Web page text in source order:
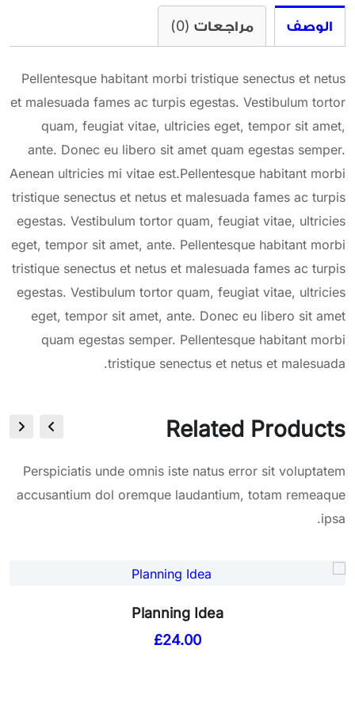
Idea
الوصف مراجعات (0)
Pellentesque habitant morbi tristique senectus et netus
et malesuada fames ac turpis egestas. Vestibulum tortor
quam, feugiat vitae, ultricies eget, tempor sit amet,
ante. Donec eu libero sit amet quam egestas semper.
Aenean ultricies mi vitae est.Pellentesque habitant morbi
tristique senectus et netus et malesuada fames ac turpis
egestas. Vestibulum tortor quam, feugiat vitae, ultricies
eget, tempor sit amet, ante. Pellentesque habitant morbi
tristique senectus et netus et malesuada fames ac turpis
egestas. Vestibulum tortor quam, feugiat vitae, ultricies
eget, tempor sit amet, ante. Donec eu libero sit amet
quam egestas semper. Pellentesque habitant morbi
tristique senectus et netus et malesuada.
Related Products
Perspiciatis unde omnis iste natus error sit voluptatem
accusantium dol oremque laudantium, totam remeaque
ipsa.
Planning Idea
£24.00